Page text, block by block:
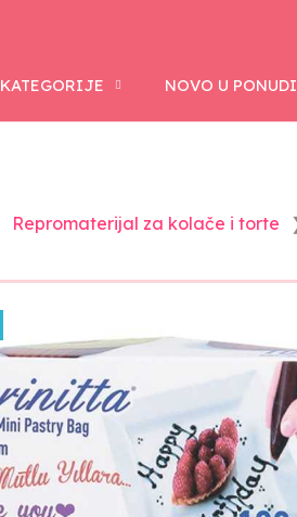
KATEGORIJE NOVO U PONUDI
Repromaterijal za kolače i torte